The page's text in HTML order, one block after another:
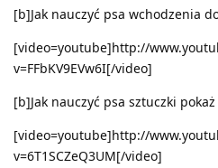
[b]Jak nauczyć psa wchodzenia
[video=youtube]http://
v=FFbKV9EVw6I[/video]
[b]Jak nauczyć psa sztuczki
[video=youtube]http://
v=6T1SCZeQ3UM[/video]